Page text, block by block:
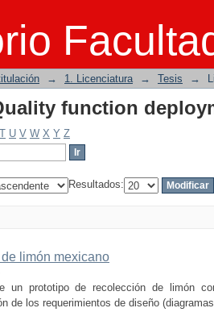
function
→ 1. Licenciatura → Tesis →
function
T U V W X Y Z
Resultados:
limón mexicano
un prototipo de recolección de limón
de los requerimientos de diseño